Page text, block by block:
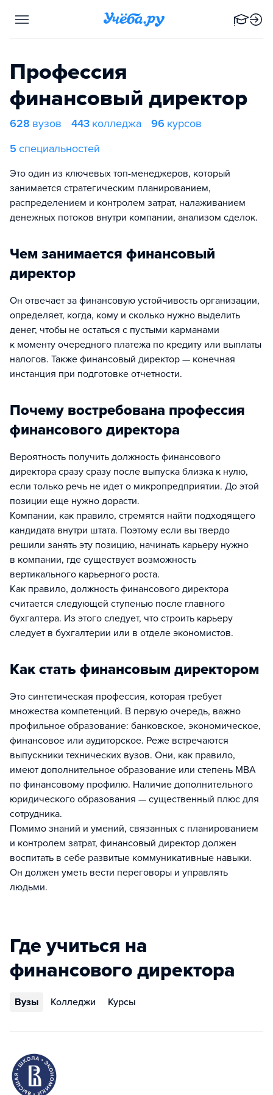
Профессия
финансовый директор
628 вузов 443 колледжа 96 курсов
5 специальностей
Это один из ключевых топ-менеджеров, который
занимается стратегическим планированием,
распределением и контролем затрат, налаживанием
денежных потоков внутри компании, анализом сделок.
Чем занимается финансовый
директор
Он отвечает за финансовую устойчивость организации,
определяет, когда, кому и сколько нужно выделить
денег, чтобы не остаться с пустыми карманами
к моменту очередного платежа по кредиту или выплаты
налогов. Также финансовый директор — конечная
инстанция при подготовке отчетности.
Почему востребована профессия
финансового директора
Вероятность получить должность финансового
директора сразу сразу после выпуска близка к нулю,
если только речь не идет о микропредприятии. До этой
позиции еще нужно дорасти.
Компании, как правило, стремятся найти подходящего
кандидата внутри штата. Поэтому если вы твердо
решили занять эту позицию, начинать карьеру нужно
в компании, где существует возможность
вертикального карьерного роста.
Как правило, должность финансового директора
считается следующей ступенью после главного
бухгалтера. Из этого следует, что строить карьеру
следует в бухгалтерии или в отделе экономистов.
Как стать финансовым директором
Это синтетическая профессия, которая требует
множества компетенций. В первую очередь, важно
профильное образование: банковское, экономическое,
финансовое или аудиторское. Реже встречаются
выпускники технических вузов. Они, как правило,
имеют дополнительное образование или степень МВА
по финансовому профилю. Наличие дополнительного
юридического образования — существенный плюс для
сотрудника.
Помимо знаний и умений, связанных с планированием
и контролем затрат, финансовый директор должен
воспитать в себе развитые коммуникативные навыки.
Он должен уметь вести переговоры и управлять
людьми.
Где учиться на
финансового директора
Вузы Колледжи Курсы